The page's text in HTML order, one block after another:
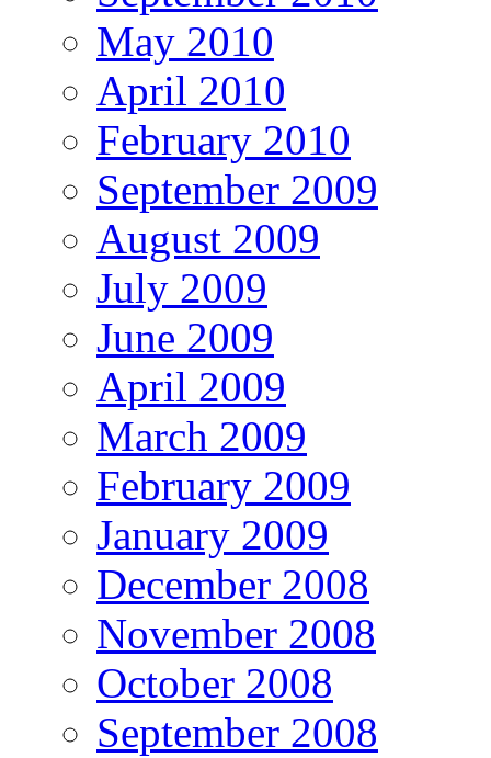
May 2010
April 2010
February 2010
September 2009
August 2009
July 2009
June 2009
April 2009
March 2009
February 2009
January 2009
December 2008
November 2008
October 2008
September 2008